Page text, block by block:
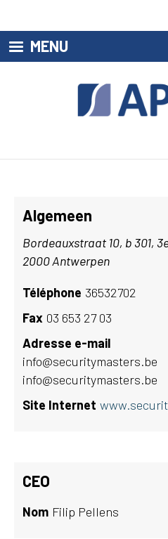
MENU
Algemeen
Bordeauxstraat 10, b 301,
2000 Antwerpen
Téléphone 36532702
Fax 03 653 27 03
Adresse e-mail
info@securitymasters.be
info@securitymasters.be
Site Internet
CEO
Nom Filip Pellens